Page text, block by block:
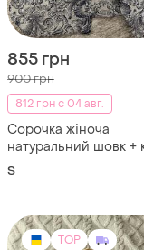
855 грн
900 грн
812 грн с 04 авг.
Сорочка жіноча
натуральний шовк +
на с!
S
TOP